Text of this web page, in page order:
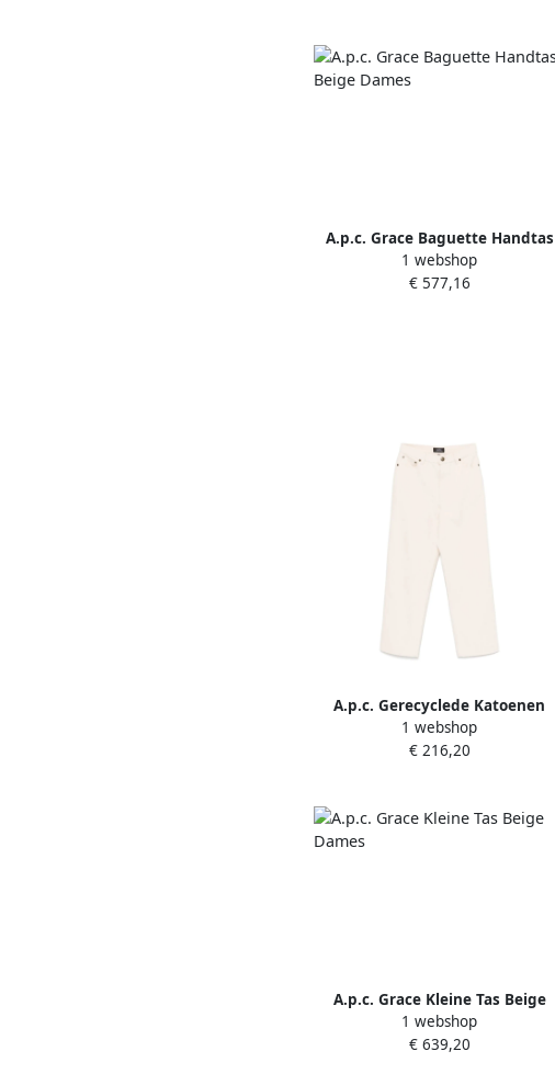
A.p.c. Grace Baguette Handtas
Beige Dames
1 webshop
€ 577,16
A.p.c. Gerecyclede Katoenen
Zeemansbroek Beige Dames
1 webshop
€ 216,20
A.p.c. Grace Kleine Tas Beige
Dames
1 webshop
€ 639,20